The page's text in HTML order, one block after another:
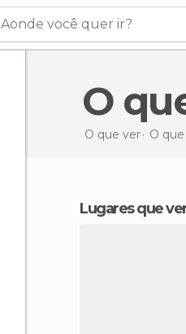
Aonde você quer ir?
O
O que ver O
Lugares que